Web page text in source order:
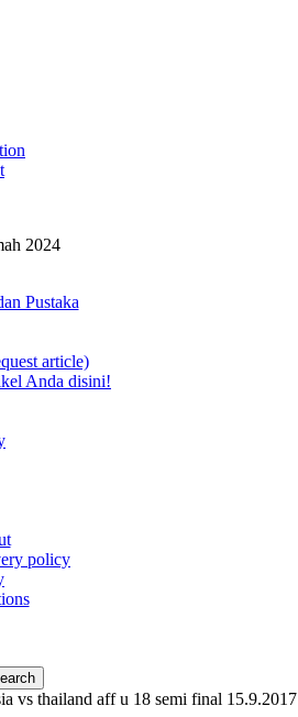
2024
Pustaka
article)
Anda disini!
policy
vs thailand aff u 18 semi final 15.9.2017